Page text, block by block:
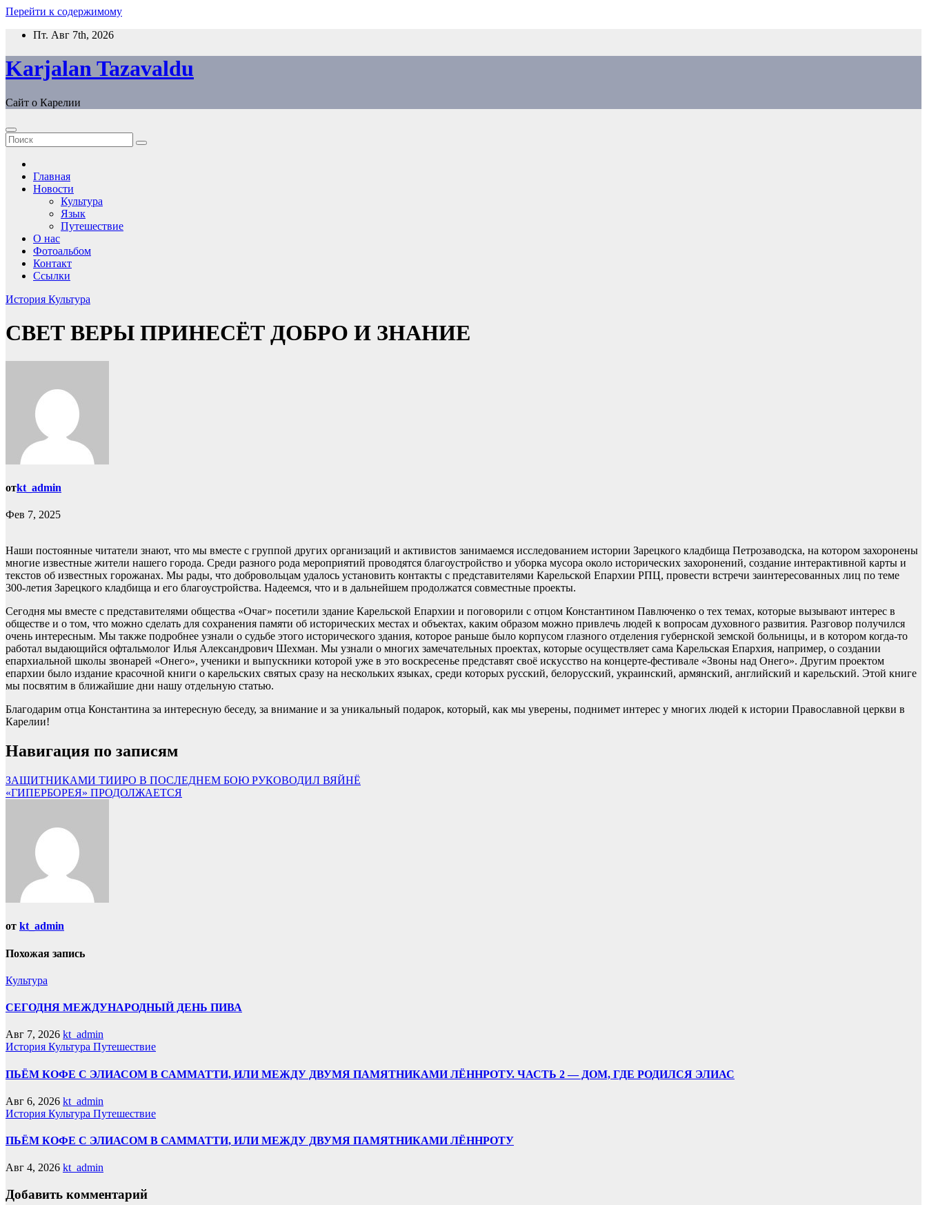
Перейти к содержимому
Пт. Авг 7th, 2026
Karjalan Tazavaldu
Сайт о Карелии
Главная
Новости
Культура
Язык
Путешествие
О нас
Фотоальбом
Контакт
Ссылки
История Культура
СВЕТ ВЕРЫ ПРИНЕСЁТ ДОБРО И ЗНАНИЕ
отkt_admin
Фев 7, 2025
Наши постоянные читатели знают, что мы вместе с группой других организаций и активистов занимаемся исследованием истории Зарецкого кладбища Петрозаводска, на котором захоронены
многие известные жители нашего города. Среди разного рода мероприятий проводятся благоустройство и уборка мусора около исторических захоронений, создание интерактивной карты и
текстов об известных горожанах. Мы рады, что добровольцам удалось установить контакты с представителями Карельской Епархии РПЦ, провести встречи заинтересованных лиц по теме
300-летия Зарецкого кладбища и его благоустройства. Надеемся, что и в дальнейшем продолжатся совместные проекты.
Сегодня мы вместе с представителями общества «Очаг» посетили здание Карельской Епархии и поговорили с отцом Константином Павлюченко о тех темах, которые вызывают интерес в
обществе и о том, что можно сделать для сохранения памяти об исторических местах и объектах, каким образом можно привлечь людей к вопросам духовного развития. Разговор получился
очень интересным. Мы также подробнее узнали о судьбе этого исторического здания, которое раньше было корпусом глазного отделения губернской земской больницы, и в котором когда-то
работал выдающийся офтальмолог Илья Александрович Шехман. Мы узнали о многих замечательных проектах, которые осуществляет сама Карельская Епархия, например, о создании
епархиальной школы звонарей «Онего», ученики и выпускники которой уже в это воскресенье представят своё искусство на концерте-фестивале «Звоны над Онего». Другим проектом
епархии было издание красочной книги о карельских святых сразу на нескольких языках, среди которых русский, белорусский, украинский, армянский, английский и карельский. Этой книге
мы посвятим в ближайшие дни нашу отдельную статью.
Благодарим отца Константина за интересную беседу, за внимание и за уникальный подарок, который, как мы уверены, поднимет интерес у многих людей к истории Православной церкви в
Карелии!
Навигация по записям
ЗАЩИТНИКАМИ ТИИРО В ПОСЛЕДНЕМ БОЮ РУКОВОДИЛ ВЯЙНЁ
«ГИПЕРБОРЕЯ» ПРОДОЛЖАЕТСЯ
от kt_admin
Похожая запись
Культура
СЕГОДНЯ МЕЖДУНАРОДНЫЙ ДЕНЬ ПИВА
Авг 7, 2026 kt_admin
История Культура Путешествие
ПЬЁМ КОФЕ С ЭЛИАСОМ В САММАТТИ, ИЛИ МЕЖДУ ДВУМЯ ПАМЯТНИКАМИ ЛЁННРОТУ. ЧАСТЬ 2 — ДОМ, ГДЕ РОДИЛСЯ ЭЛИАС
Авг 6, 2026 kt_admin
История Культура Путешествие
ПЬЁМ КОФЕ С ЭЛИАСОМ В САММАТТИ, ИЛИ МЕЖДУ ДВУМЯ ПАМЯТНИКАМИ ЛЁННРОТУ
Авг 4, 2026 kt_admin
Добавить комментарий